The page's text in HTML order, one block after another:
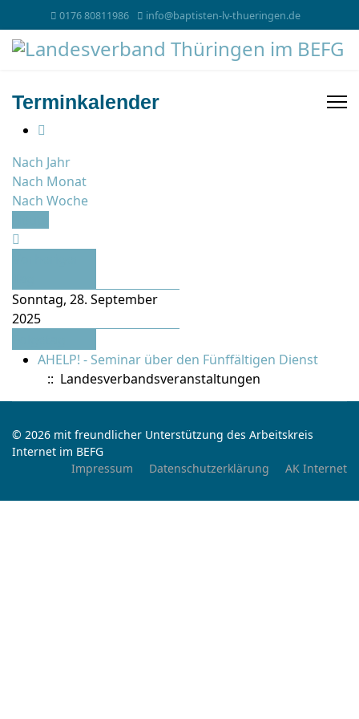
0176 80811986 info@baptisten-lv-thueringen.de
Terminkalender
Nach Jahr
Nach Monat
Nach Woche
Sonntag, 28. September
2025
AHELP! - Seminar über den Fünffältigen Dienst
:: Landesverbandsveranstaltungen
© 2026 mit freundlicher Unterstützung des Arbeitskreis
Internet im BEFG
Impressum
Datenschutzerklärung AK Internet